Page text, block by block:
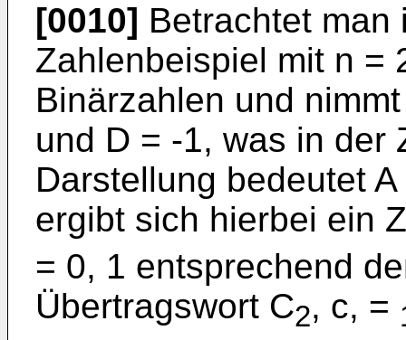
[0010] Betrachtet man
Zahlenbeispiel mit n =
Binärzahlen und
und D = -1, was in der
Darstellung bedeutet
ergibt sich hierbei ein
= 0, 1 entsprechend
Übertragswort C2, c, =